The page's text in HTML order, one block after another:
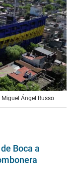
Ángel Russo
Boca a